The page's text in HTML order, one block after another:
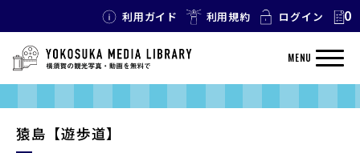
利用ガイド 利用規約 ログイン 0
MENU
猿島【遊歩道】